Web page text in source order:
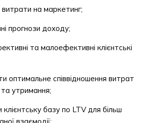
витрати на маркетинг;
прогнози доходу;
та малоефективні клієнтські
оптимальне співвідношення витрат
утримання;
базу по LTV для більш